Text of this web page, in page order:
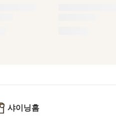
샤이닝홈